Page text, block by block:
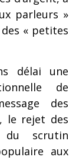
parleurs »
« petites
délai une
de
des
le rejet des
scrutin
aux